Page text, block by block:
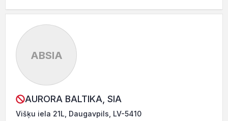
ABSIA
AURORA BALTIKA, SIA
Višķu iela 21L, Daugavpils, LV-5410